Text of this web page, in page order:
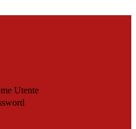
Utente